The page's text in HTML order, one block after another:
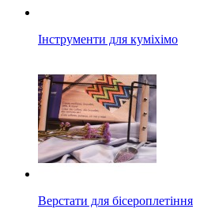
Інструменти для куміхімо
Верстати для бісероплетіння